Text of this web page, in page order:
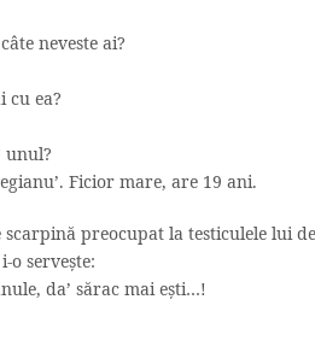
neveste ai?
cu ea?
unul?
Ficior mare, are 19 ani.
scarpină preocupat la testiculele lui
o servește:
da’ sărac mai ești…!